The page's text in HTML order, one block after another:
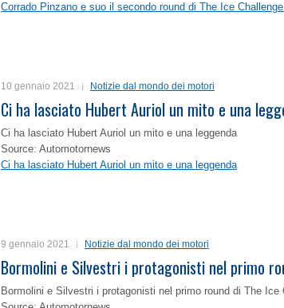
Corrado Pinzano e suo il secondo round di The Ice
10 gennaio 2021 Notizie dal mondo dei motori
Ci ha lasciato Hubert Auriol un mito e una
Ci ha lasciato Hubert Auriol un mito e una leggenda
Source: Automotornews
Ci ha lasciato Hubert Auriol un mito e una leggenda
9 gennaio 2021 Notizie dal mondo dei motori
Bormolini e Silvestri i protagonisti nel primo
Bormolini e Silvestri i protagonisti nel primo round di The Ice